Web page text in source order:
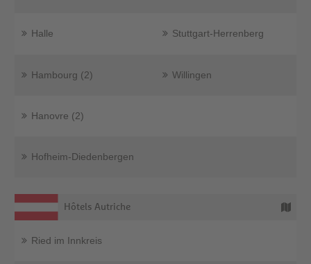
Halle
Hambourg (2)
Hanovre (2)
Hofheim-Diedenbergen
Stuttgart-Herrenberg
Willingen
Hôtels Autriche
Ried im Innkreis